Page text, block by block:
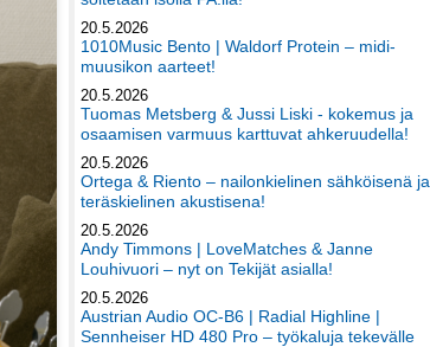
20.5.2026
1010Music Bento | Waldorf Protein – midi-
muusikon aarteet!
20.5.2026
Tuomas Metsberg & Jussi Liski - kokemus ja
osaamisen varmuus karttuvat ahkeruudella!
20.5.2026
Ortega & Riento – nailonkielinen sähköisenä ja
teräskielinen akustisena!
20.5.2026
Andy Timmons | LoveMatches & Janne
Louhivuori – nyt on Tekijät asialla!
20.5.2026
Austrian Audio OC-B6 | Radial Highline |
Sennheiser HD 480 Pro – työkaluja tekevälle